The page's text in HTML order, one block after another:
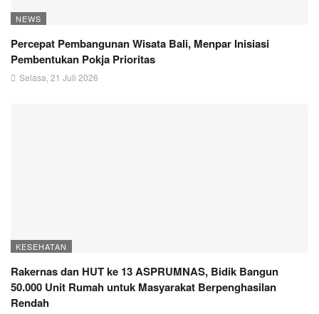
NEWS
Percepat Pembangunan Wisata Bali, Menpar Inisiasi
Pembentukan Pokja Prioritas
Selasa, 21 Juli 2026
KESEHATAN
Rakernas dan HUT ke 13 ASPRUMNAS, Bidik Bangun
50.000 Unit Rumah untuk Masyarakat Berpenghasilan
Rendah